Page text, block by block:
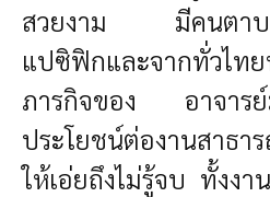
สวยงาม มีคนตาบอ
แปซิฟิกและจากทั่วไท
ภารกิจของ อาจา
ประโยชน์ต่องานสาธา
ให้เอ่ยถึงไม่รู้จบ ทั้งงา